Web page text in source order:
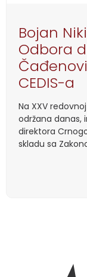
Bojan
Odbora
CEDIS-a
Na XXV
održana danas,
direktora
skladu sa